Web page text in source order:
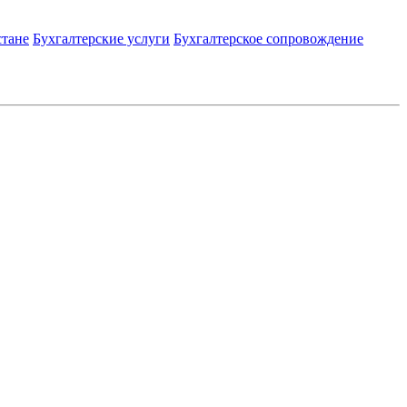
Бухгалтерские услуги Бухгалтерское сопровождение